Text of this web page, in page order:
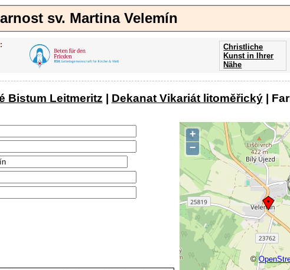
sv. Martina Velemín
Christliche
Kunst in Ihrer
Nähe
Bistum Leitmeritz | Dekanat Vikariát litoměřický|
+
−
©